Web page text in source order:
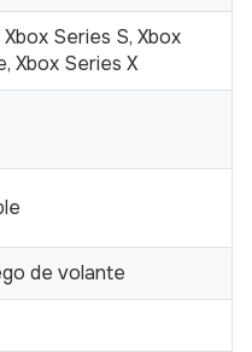
Xbox Series S, Xbox
Xbox Series X
de volante